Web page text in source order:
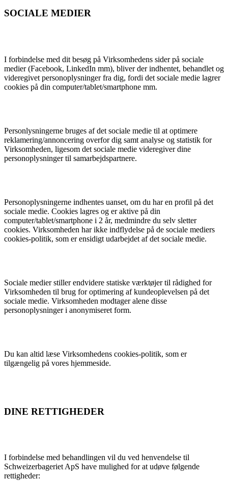
SOCIALE MEDIER
I forbindelse med dit besøg på Virksomhedens sider på sociale
medier (Facebook, LinkedIn mm), bliver der indhentet, behandlet og
videregivet personoplysninger fra dig, fordi det sociale medie lagrer
cookies på din computer/tablet/smartphone mm.
Personlysningerne bruges af det sociale medie til at optimere
reklamering/annoncering overfor dig samt analyse og statistik for
Virksomheden, ligesom det sociale medie videregiver dine
personoplysninger til samarbejdspartnere.
Personoplysningerne indhentes uanset, om du har en profil på det
sociale medie. Cookies lagres og er aktive på din
computer/tablet/smartphone i 2 år, medmindre du selv sletter
cookies. Virksomheden har ikke indflydelse på de sociale mediers
cookies-politik, som er ensidigt udarbejdet af det sociale medie.
Sociale medier stiller endvidere statiske værktøjer til rådighed for
Virksomheden til brug for optimering af kundeoplevelsen på det
sociale medie. Virksomheden modtager alene disse
personoplysninger i anonymiseret form.
Du kan altid læse Virksomhedens cookies-politik, som er
tilgængelig på vores hjemmeside.
DINE RETTIGHEDER
I forbindelse med behandlingen vil du ved henvendelse til
Schweizerbageriet ApS have mulighed for at udøve følgende
rettigheder: